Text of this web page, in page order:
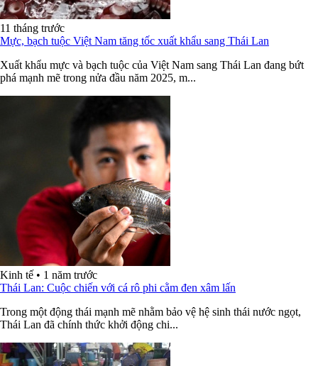
11 tháng trước
Mực, bạch tuộc Việt Nam tăng tốc xuất khẩu sang Thái Lan
Xuất khẩu mực và bạch tuộc của Việt Nam sang Thái Lan đang bứt
phá mạnh mẽ trong nửa đầu năm 2025, m...
Kinh tế • 1 năm trước
Thái Lan: Cuộc chiến với cá rô phi cằm đen xâm lấn
Trong một động thái mạnh mẽ nhằm bảo vệ hệ sinh thái nước ngọt,
Thái Lan đã chính thức khởi động chi...